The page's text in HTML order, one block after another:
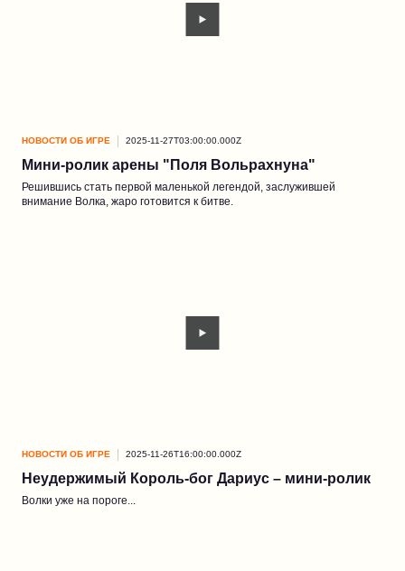
НОВОСТИ ОБ ИГРЕ 2025-11-27T03:00:00.000Z
Мини-ролик арены "Поля Вольрахнуна"
Решившись стать первой маленькой легендой, заслужившей
внимание Волка, жаро готовится к битве.
НОВОСТИ ОБ ИГРЕ 2025-11-26T16:00:00.000Z
Неудержимый Король-бог Дариус – мини-ролик
Волки уже на пороге...